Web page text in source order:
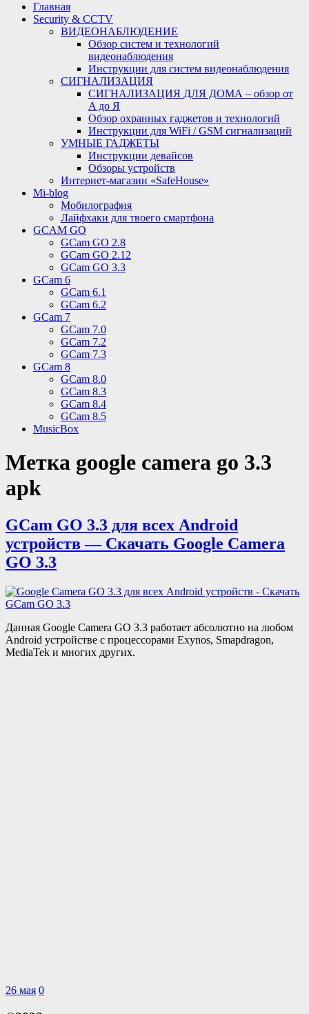
Главная
Security & CCTV
ВИДЕОНАБЛЮДЕНИЕ
Обзор систем и технологий
видеонаблюдения
Инструкции для систем видеонаблюдения
СИГНАЛИЗАЦИЯ
СИГНАЛИЗАЦИЯ ДЛЯ ДОМА – обзор от
A до Я
Обзор охранных гаджетов и технологий
Инструкции для WiFi / GSM сигнализаций
УМНЫЕ ГАДЖЕТЫ
Инструкции девайсов
Обзоры устройств
Интернет-магазин «SafeHouse»
Mi-blog
Мобилография
Лайфхаки для твоего смартфона
GCAM GO
GCam GO 2.8
GCam GO 2.12
GCam GO 3.3
GCam 6
GCam 6.1
GCam 6.2
GCam 7
GCam 7.0
GCam 7.2
GCam 7.3
GCam 8
GCam 8.0
GCam 8.3
GCam 8.4
GCam 8.5
MusicBox
Метка google camera go 3.3
apk
GCam GO 3.3 для всех Android
устройств — Скачать Google Camera
GO 3.3
Данная Google Camera GO 3.3 работает абсолютно на любом
Android устройстве с процессорами Exynos, Smapdragon,
MediaTek и многих других.
26 мая 0